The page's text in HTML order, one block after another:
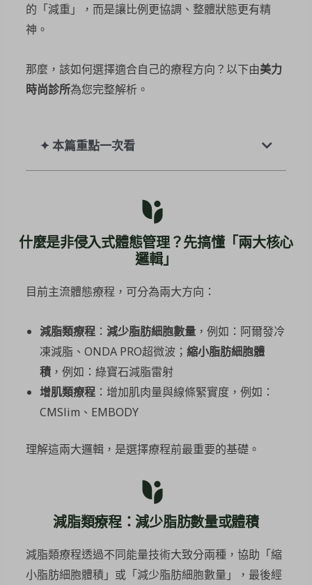
的「減重」，而是讓比例更協調、整體狀態更有精
神。
那麼，該如何選擇適合自己的療程方向？以下由美力
時尚診所為您完整解析。
✦ 本篇重點一次看
什麼是非侵入式體態管理？先搞懂「兩大核心
邏輯」
目前主流體態療程，可分為兩大方向：
減脂類療程 ：減少脂肪細胞數量 ，例如：阿爾發冷
凍減脂、ONDA PRO超微波；縮小脂肪細胞體
積 ，例如：綠寶石減脂雷射
增肌類療程 ：增加肌肉量與線條緊實度，例如：
CMSlim、EMBODY
理解這兩大邏輯，是選擇療程前最重要的基礎。
減脂類療程：減少脂肪數量或體積
減脂類療程透過不同能量技術大致分兩種，協助「縮
小脂肪細胞體積」或「減少脂肪細胞數量」，最後經